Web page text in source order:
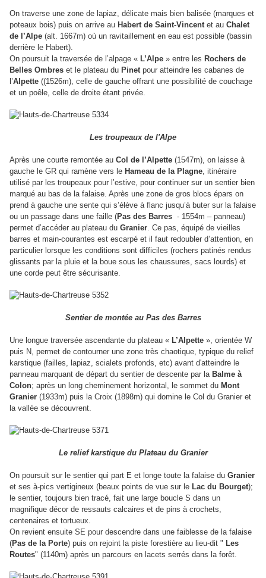
On traverse une zone de lapiaz, délicate mais bien balisée (marques et
poteaux bois) puis on arrive au Habert de Saint-Vincentet au Chalet
de l’Alpe (alt. 1667m) où un ravitaillement en eau est possible (bassin
derrière le Habert).
On poursuit la traversée de l’alpage « L’Alpe » entre les Rochers de
Belles Ombres et le plateau du Pinetpour atteindre les cabanes de
l’Alpette ((1526m), celle de gauche offrant une possibilité de couchage
et un poêle, celle de droite étant privée.
Les troupeaux de l'Alpe
Après une courte remontée au Col de l’Alpette (1547m), on laisse à
gauche le GR qui ramène vers le Hameau de la Plagne, itinéraire
utilisé par les troupeaux pour l’estive, pour continuer sur un sentier bien
marqué au bas de la falaise. Après une zone de gros blocs épars on
prend à gauche une sente qui s’élève à flanc jusqu’à buter sur la falaise
ou un passage dans une faille (Pas des Barres - 1554m – panneau)
permet d’accéder au plateau du Granier. Ce pas, équipé de vieilles
barres et main-courantes est escarpé et il faut redoubler d’attention, en
particulier lorsque les conditions sont difficiles (rochers patinés rendus
glissants par la pluie et la boue sous les chaussures, sacs lourds) et
une corde peut être sécurisante.
Sentier de montée au Pas des Barres
Une longue traversée ascendante du plateau « L’Alpette », orientée W
puis N, permet de contourner une zone très chaotique, typique du relief
karstique (failles, lapiaz, scialets profonds, etc) avant d'atteindre le
panneau marquant de départ du sentier de descente par la Balme à
Colon; après un long cheminement horizontal, le sommet du Mont
Granier (1933m) puis la Croix (1898m) qui domine le Col du Granier et
la vallée se découvrent.
Le relief karstique du Plateau du Granier
On poursuit sur le sentier qui part E et longe toute la falaise du Granier
et ses à-pics vertigineux (beaux points de vue sur le Lac du Bourget);
le sentier, toujours bien tracé, fait une large boucle S dans un
magnifique décor de ressauts calcaires et de pins à crochets,
centenaires et tortueux.
On revient ensuite SE pour descendre dans une faiblesse de la falaise
(Pas de la Porte) puis on rejoint la piste forestière au lieu-dit " Les
Routes" (1140m) après un parcours en lacets serrés dans la forêt.